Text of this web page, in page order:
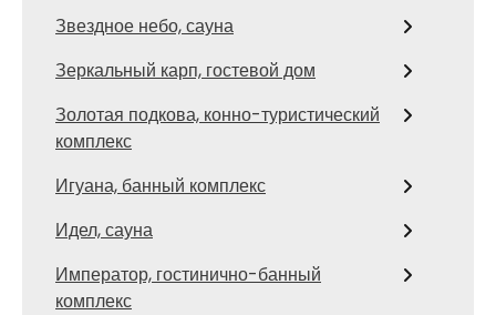
Звездное небо, сауна
Зеркальный карп, гостевой дом
Золотая подкова, конно-туристический
комплекс
Игуана, банный комплекс
Идел, сауна
Император, гостинично-банный
комплекс